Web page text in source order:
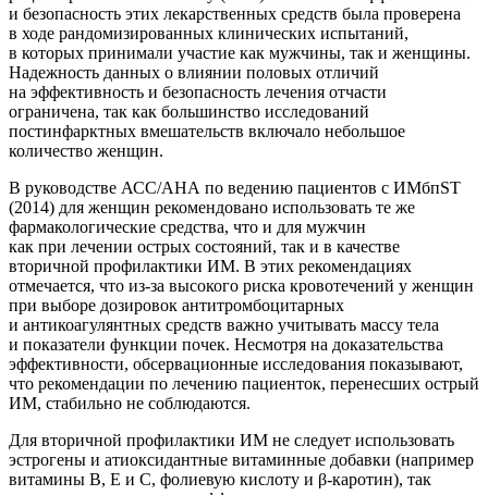
и безопасность этих лекарственных средств была проверена
в ходе рандомизированных клинических испытаний,
в которых принимали участие как мужчины, так и женщины.
Надежность данных о влиянии половых отличий
на эффективность и безопасность лечения отчасти
ограничена, так как большинство исследований
постинфарктных вмешательств включало небольшое
количество женщин.
В руководстве АСС/АНА по ведению пациентов с ИМбпST
(2014) для женщин рекомендовано использовать те же
фармакологические средства, что и для мужчин
как при лечении острых состояний, так и в качестве
вторичной профилактики ИМ. В этих рекомендациях
отмечается, что из-за высокого риска кровотечений у женщин
при выборе дозировок антитромбоцитарных
и антикоагулянтных средств важно учитывать массу тела
и показатели функции почек. Несмотря на доказательства
эффективности, обсервационные исследования показывают,
что рекомендации по лечению пациенток, перенесших острый
ИМ, стабильно не соблюдаются.
Для вторичной профилактики ИМ не следует использовать
эстрогены и атиоксидантные витаминные добавки (например
витамины В, E и C, фолиевую кислоту и β-каротин), так